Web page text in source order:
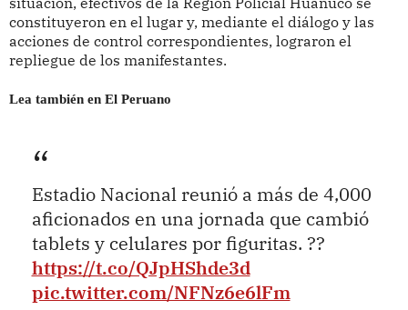
constituyeron en el lugar y, mediante el diálogo y las
acciones de control correspondientes, lograron el
repliegue de los manifestantes.
Lea también en El Peruano
Estadio Nacional reunió a más de 4,000
aficionados en una jornada que cambió
tablets y celulares por figuritas. ??
https://t.co/QJpHShde3d
pic.twitter.com/NFNz6e6lFm